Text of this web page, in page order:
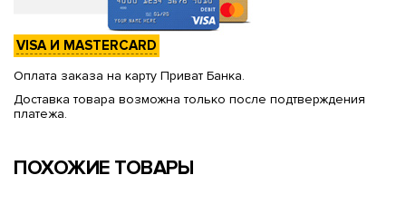
VISA И MASTERCARD
Оплата заказа на карту Приват Банка.
Доставка товара возможна только после подтверждения
платежа.
ПОХОЖИЕ ТОВАРЫ